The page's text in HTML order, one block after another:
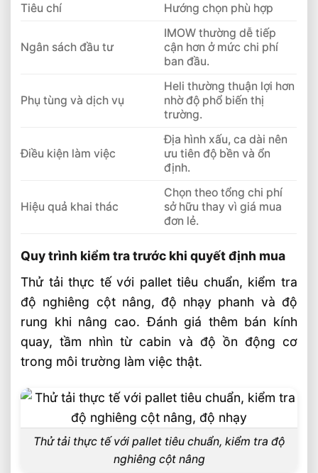
Tiêu chí Hướng chọn phù hợp
Ngân sách đầu tư
IMOW thường dễ tiếp
cận hơn ở mức chi phí
ban đầu.
Phụ tùng và dịch vụ
Heli thường thuận lợi hơn
nhờ độ phổ biến thị
trường.
Điều kiện làm việc
Địa hình xấu, ca dài nên
ưu tiên độ bền và ổn
định.
Hiệu quả khai thác
Chọn theo tổng chi phí
sở hữu thay vì giá mua
đơn lẻ.
Quy trình kiểm tra trước khi quyết định mua
Thử tải thực tế với pallet tiêu chuẩn, kiểm tra
độ nghiêng cột nâng, độ nhạy phanh và độ
rung khi nâng cao. Đánh giá thêm bán kính
quay, tầm nhìn từ cabin và độ ồn động cơ
trong môi trường làm việc thật.
Thử tải thực tế với pallet tiêu chuẩn, kiểm tra độ
nghiêng cột nâng